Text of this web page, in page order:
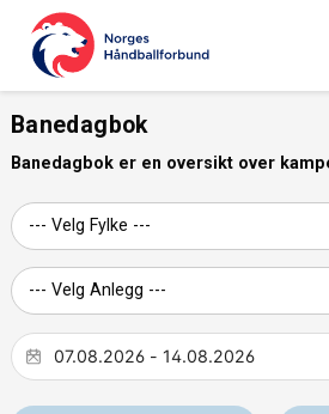
Banedagbok
Banedagbok er en oversikt over